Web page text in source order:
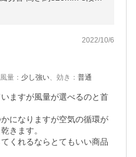
振り 省エネ xr-d046j
2022/10/6
風量 ： 少し強い、 効き ： 普通
ますが風量が選べるのと首
になりますが空気の循環が
きます。
くれるならとてもいい商品